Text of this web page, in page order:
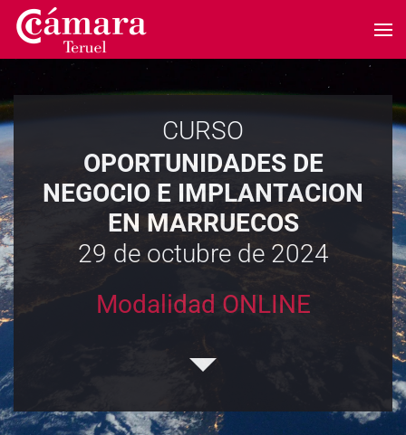
Skip to main content
CURSO
OPORTUNIDADES DE
NEGOCIO E IMPLANTACION
EN MARRUECOS
29 de octubre de 2024
Modalidad ONLINE